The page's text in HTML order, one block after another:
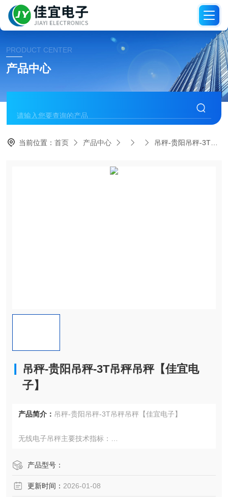
PRODUCT CENTER
产品中心
当前位置：首页 产品中心 吊秤-贵阳吊秤-3T吊秤吊秤【佳宜电子】
吊秤-贵阳吊秤-3T吊秤吊秤【佳宜电
子】
产品简介： 吊秤-贵阳吊秤-3T吊秤吊秤【佳宜电子】
无线电子吊秤主要技术指标：
◇称重精度：OIML 3级。
◇秤体一次充电连续工作时间：50小时。
产品型号：
更新时间： 2026-01-08